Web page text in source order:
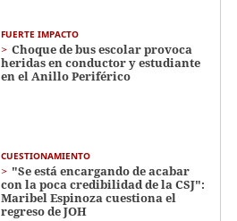
FUERTE IMPACTO
Choque de bus escolar provoca
heridas en conductor y estudiante
en el Anillo Periférico
CUESTIONAMIENTO
"Se está encargando de acabar
con la poca credibilidad de la CSJ":
Maribel Espinoza cuestiona el
regreso de JOH